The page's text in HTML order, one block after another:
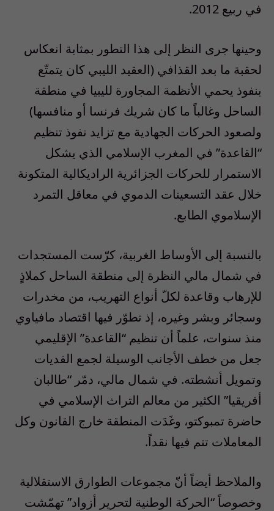
في ربيع 2012.
وحينها جرى النظر إلى هذا التطور بمثابة انعكاس
لحقبة ما بعد القذافي (العقيد الليبي كان يتمتّع
بنفوذ يحمي الأنظمة المجاورة لليبيا في منطقة
الساحل وغالباً ما كان شريك فرنسا أو منافسها)
ولصعود الحركات الجهادية مع تزايد نفوذ تنظيم
“القاعدة” في المغرب الإسلامي الذي يشكل
الاستمرار للحركات الجزائرية الراديكالية المتكونة
خلال عقد التسعينات الدموي في معاقل التمرد
الإسلاموي الطابع.
بالنسبة إلى الأوساط الغربية، كرّست المستجدات
في شمال مالي النظرة إلى منطقة الساحل كملاذٍ
للإرهاب وقاعدة لكلّ أنواع التهريب، من مخدرات
وسجائر وبشر وغيره، إذ تطوّر فيها اقتصاد مافياوي
منذ سنوات، علماً أن تنظيم “القاعدة” الإقليمي
جعل من خطف الأجانب الوسيلة لجمع الفديات
وتمويل أنشطته. في شمال مالي، دمّر “طالبان
أفريقيا” الكثير من معالم التراث الإسلامي في
حاضرة تمبوكتو، وغَدَت المنطقة خارج القانون وكل
المعاملات تتم فيها نقداً.
والملاحظ أيضاً أنّ مجموعات الطوارق الاستقلالية
وخصوصاً “الحركة الوطنية لتحرير أزواد” تهمّشت